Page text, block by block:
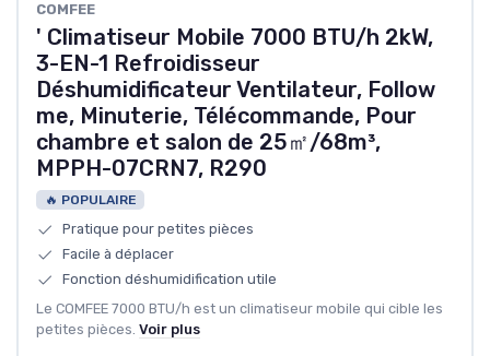
COMFEE
' Climatiseur Mobile 7000 BTU/h 2kW,
3-EN-1 Refroidisseur
Déshumidificateur Ventilateur, Follow
me, Minuterie, Télécommande, Pour
chambre et salon de 25㎡/68m³,
MPPH-07CRN7, R290
🔥 POPULAIRE
Pratique pour petites pièces
Facile à déplacer
Fonction déshumidification utile
Le COMFEE 7000 BTU/h est un climatiseur mobile qui cible les
petites pièces. Voir plus